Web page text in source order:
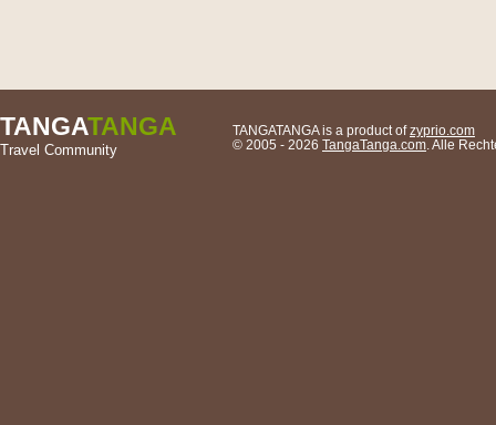
TANGATANGA
Travel Community
TANGATANGA is a product ofzyprio.com
© 2005 - 2026 TangaTanga.com . Alle